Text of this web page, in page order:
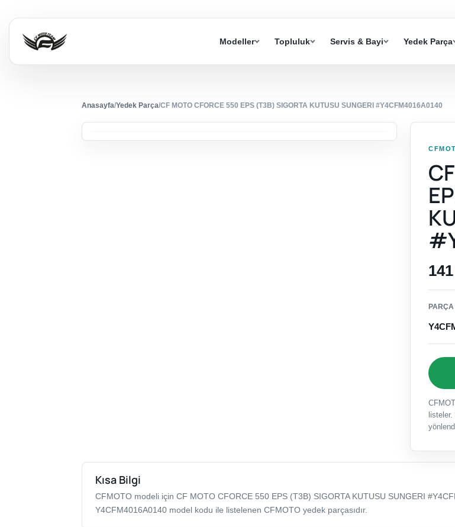
Modeller Topluluk Servis & Bayi Yedek Parça
Anasayfa/Yedek Parça/CF MOTO CFORCE 550 EPS (T3B) SIGORTA KUTUSU SUNGERI #Y4CFM4016A0140
Kısa Bilgi
CFMOTO modeli için CF MOTO CFORCE 550 EPS (T3B) SIGORTA KUTUSU SUNGERI
Y4CFM4016A0140 model kodu ile listelenen CFMOTO yedek parçasıdır.